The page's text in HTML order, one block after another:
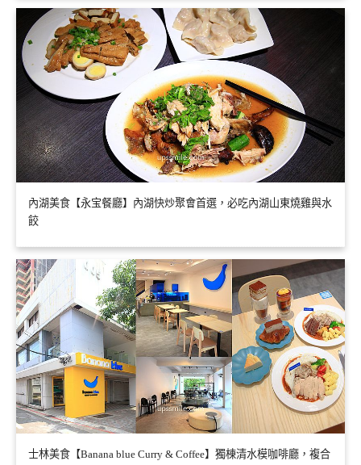
內湖美食【永宝餐廳】內湖快炒聚會首選，必吃內湖山東燒雞與水
餃
士林美食【Banana blue Curry & Coffee】獨棟清水模咖啡廳，複合